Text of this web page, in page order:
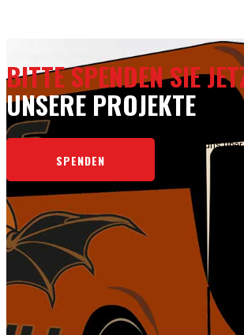
BITTE SPENDEN SIE
UNSERE PROJEKTE
SPENDEN
Wir freuen uns